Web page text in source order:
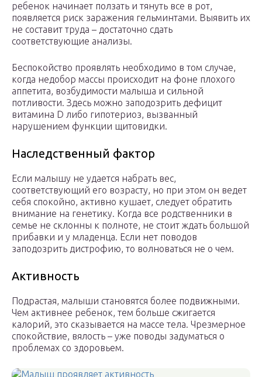
ребенок начинает ползать и тянуть все в рот,
появляется риск заражения гельминтами. Выявить их
не составит труда – достаточно сдать
соответствующие анализы.
Беспокойство проявлять необходимо в том случае,
когда недобор массы происходит на фоне плохого
аппетита, возбудимости малыша и сильной
потливости. Здесь можно заподозрить дефицит
витамина D либо гипотериоз, вызванный
нарушением функции щитовидки.
Наследственный фактор
Если малышу не удается набрать вес,
соответствующий его возрасту, но при этом он ведет
себя спокойно, активно кушает, следует обратить
внимание на генетику. Когда все родственники в
семье не склонны к полноте, не стоит ждать большой
прибавки и у младенца. Если нет поводов
заподозрить дистрофию, то волноваться не о чем.
Активность
Подрастая, малыши становятся более подвижными.
Чем активнее ребенок, тем больше сжигается
калорий, это сказывается на массе тела. Чрезмерное
спокойствие, вялость – уже поводы задуматься о
проблемах со здоровьем.